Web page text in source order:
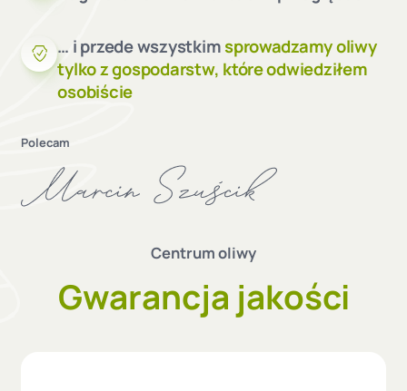
… i przede wszystkimsprowadzamy oliwy
tylko z gospodarstw, które odwiedziłem
osobiście
Polecam
Centrum oliwy
Gwarancja jakości